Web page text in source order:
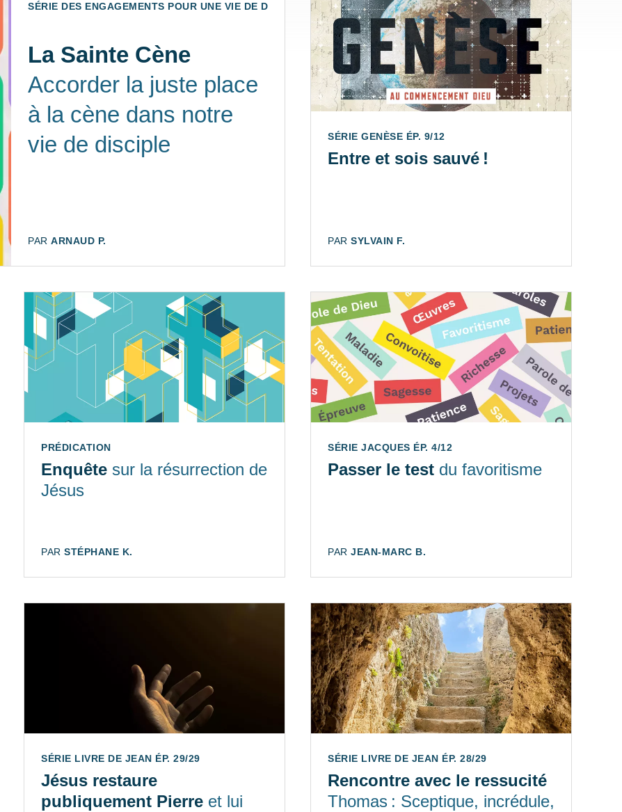
SÉRIE DES ENGAGEMENTS POUR UNE VIE DE DISCIPLES ÉP. 1/4
La Sainte Cène
Accorder la juste place
à la cène dans notre
vie de disciple
AUTEUR:
PAR ARNAUD P.
SÉRIE GENÈSE ÉP. 9/12
Entre et sois sauvé !
AUTEUR:
PAR SYLVAIN F.
TYPE:
PRÉDICATION
Enquête sur la résurrection de
Jésus
AUTEUR:
PAR STÉPHANE K.
SÉRIE JACQUES ÉP. 4/12
Passer le test du favoritisme
AUTEUR:
PAR JEAN-MARC B.
SÉRIE LIVRE DE JEAN ÉP. 29/29
Jésus restaure
publiquement Pierre et lui
SÉRIE LIVRE DE JEAN ÉP. 28/29
Rencontre avec le ressucité
Thomas : Sceptique, incrédule,